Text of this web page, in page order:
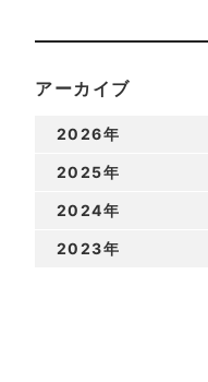
アーカイブ
2026年
2025年
2024年
2023年